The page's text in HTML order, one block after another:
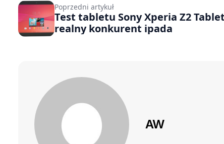
Poprzedni artykuł
Test tabletu Sony Xperia Z2
realny konkurent ipada
AW